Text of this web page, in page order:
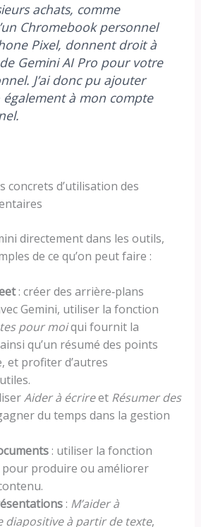
achats, comme
Chromebook personnel
Pixel, donnent droit à
Gemini AI Pro pour votre
J’ai donc pu ajouter
également à mon compte
concrets d’utilisation des
directement dans les outils,
de ce qu’on peut faire :
: créer des arrière‑plans
Gemini, utiliser la fonction
pour moiqui fournit la
qu’un résumé des points
et profiter d’autres
Aider à écrireet Résumer des
du temps dans la gestion
: utiliser la fonction
produire ou améliorer
: M’aider à
diapositive à partir de texte,